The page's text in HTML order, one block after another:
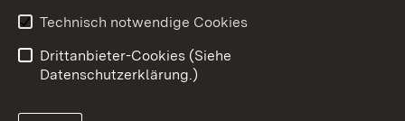
Erklärung zur
Benutzungshinweise
Technisch notwendige Cookies
Drittanbieter-Cookies (Siehe
Datenschutzerklärung.)